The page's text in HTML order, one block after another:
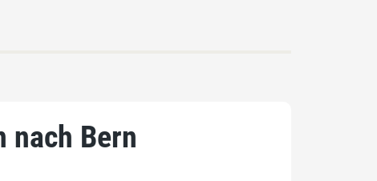
nach Bern